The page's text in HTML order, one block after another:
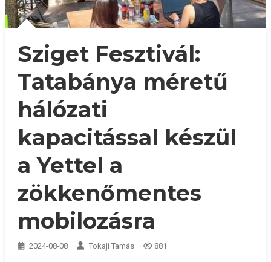
Sziget Fesztivál:
Tatabánya méretű
hálózati
kapacitással készül
a Yettel a
zökkenőmentes
mobilozásra
2024-08-08 Tokaji Tamás 881